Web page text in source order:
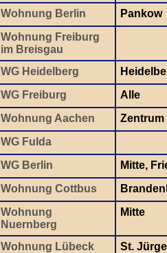
Wohnung Berlin
Pankow
Wohnung Freiburg
im Breisgau
WG Heidelberg
WG Freiburg
Alle
Wohnung Aachen
Zentrum
WG Fulda
WG Berlin
Mitte,
Wohnung Cottbus
Wohnung
Nuernberg
Mitte
Wohnung Lübeck
St.